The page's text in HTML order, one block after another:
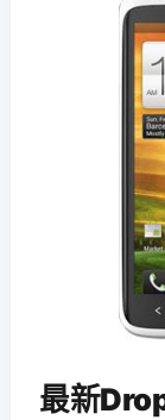
最新